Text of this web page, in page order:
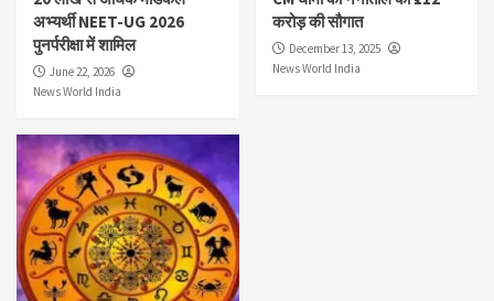
अभ्यर्थी NEET-UG 2026
पुनर्परीक्षा में शामिल
June 22, 2026
News World India
करोड़ की सौगात
December 13, 2025
News World India